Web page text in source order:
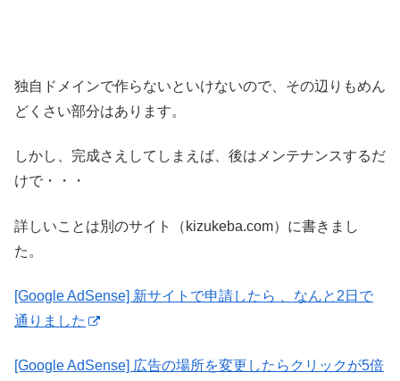
独自ドメインで作らないといけないので、その辺りもめん
どくさい部分はあります。
しかし、完成さえしてしまえば、後はメンテナンスするだ
けで・・・
詳しいことは別のサイト（kizukeba.com）に書きまし
た。
[Google AdSense] 新サイトで申請したら 、なんと2日で
通りました
[Google AdSense] 広告の場所を変更したらクリックが5倍